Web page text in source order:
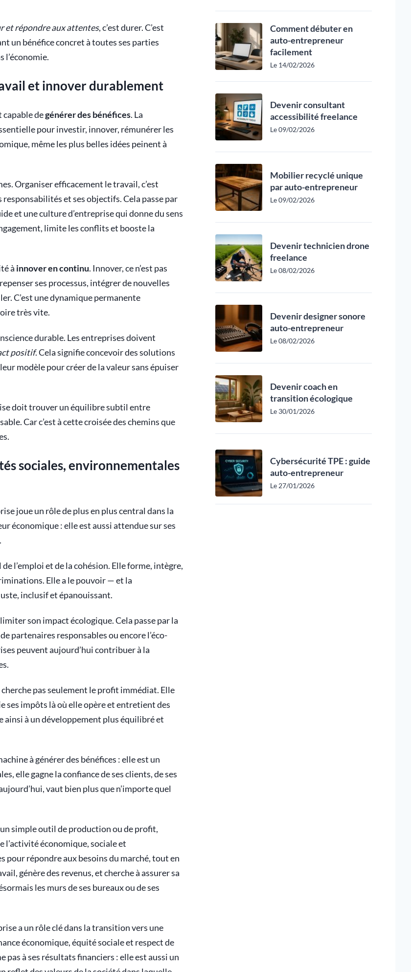
et répondre aux attentes, c’est durer. C’est
un bénéfice concret à toutes ses parties
l’économie.
et innover durablement
capable degénérer des bénéfices. La
pour investir, innover, rémunérer les
même les plus belles idées peinent à
Organiser efficacement le travail, c’est
et ses objectifs. Cela passe par
et une culture d’entreprise qui donne du sens
limite les conflits et booste la
à innover en continu. Innover, ce n’est pas
ses processus, intégrer de nouvelles
C’est une dynamique permanente
très vite.
durable. Les entreprises doivent
positif. Cela signifie concevoir des solutions
modèle pour créer de la valeur sans épuiser
doit trouver un équilibre subtil entre
Car c’est à cette croisée des chemins que
sociales, environnementales
joue un rôle de plus en plus central dans la
économique : elle est aussi attendue sur ses
.
l’emploi et de la cohésion. Elle forme, intègre,
Elle a le pouvoir — et la
inclusif et épanouissant.
son impact écologique. Cela passe par la
partenaires responsables ou encore l’éco-
peuvent aujourd’hui contribuer à la
pas seulement le profit immédiat. Elle
impôts là où elle opère et entretient des
à un développement plus équilibré et
à générer des bénéfices : elle est un
elle gagne la confiance de ses clients, de ses
vaut bien plus que n’importe quel
simple outil de production ou de profit,
l’activité économique, sociale et
pour répondre aux besoins du marché, tout en
génère des revenus, et cherche à assurer sa
les murs de ses bureaux ou de ses
a un rôle clé dans la transition vers une
économique, équité sociale et respect de
pas à ses résultats financiers : elle est aussi un
Comment débuter en
auto-entrepreneur
facilement
Le 14/02/2026
Devenir consultant
accessibilité freelance
Le 09/02/2026
Mobilier recyclé unique
par auto-entrepreneur
Le 09/02/2026
Devenir technicien drone
freelance
Le 08/02/2026
Devenir designer sonore
auto-entrepreneur
Le 08/02/2026
Devenir coach en
transition écologique
Le 30/01/2026
Cybersécurité TPE : guide
auto-entrepreneur
Le 27/01/2026